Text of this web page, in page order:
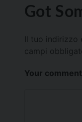
Got
Il tuo
campi
Your comment